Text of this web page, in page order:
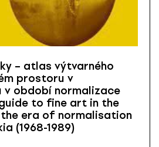
– atlas výtvarného
prostoru v
v období normalizace
guide to fine art in the
era of normalisation
(1968-1989)